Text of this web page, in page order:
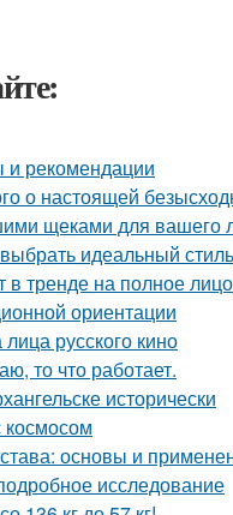
и рекомендации
о настоящей
щеками для вашего
идеальный стиль
в тренде на полное лицо
ориентации
русского кино
то что работает.
исторически
основы и
исследование